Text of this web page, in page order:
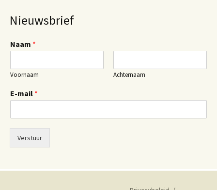
Nieuwsbrief
Naam *
Voornaam Achternaam
E-mail *
Verstuur